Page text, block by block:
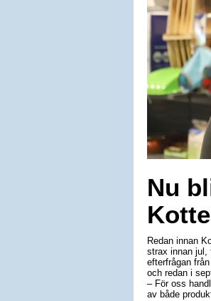
Nu
Redan innan
strax innan jul,
efterfrågan
och redan i
– För oss
av både